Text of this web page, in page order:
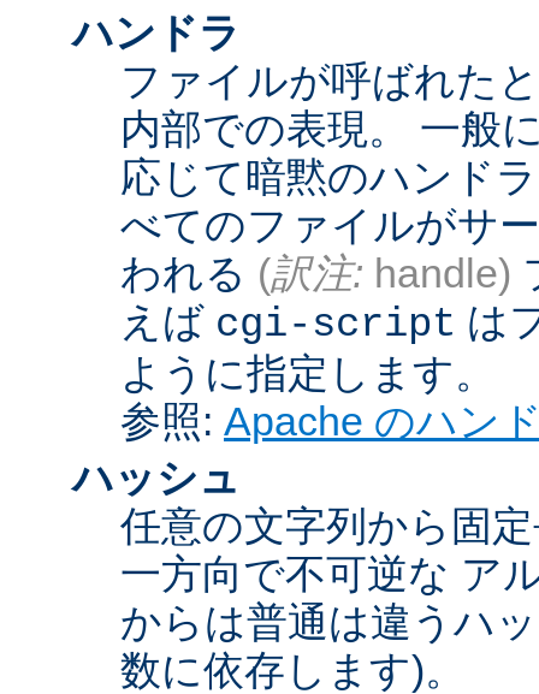
ハンドラ
ファイルが呼ばれた
内部での表現。 一般
応じて暗黙のハンド
べてのファイルがサ
われる (訳注: handle)
えば cgi-script は
ように指定します。
参照: Apache のハン
ハッシュ
任意の文字列から固
一方向で不可逆な ア
からは普通は違うハ
数に依存します)。